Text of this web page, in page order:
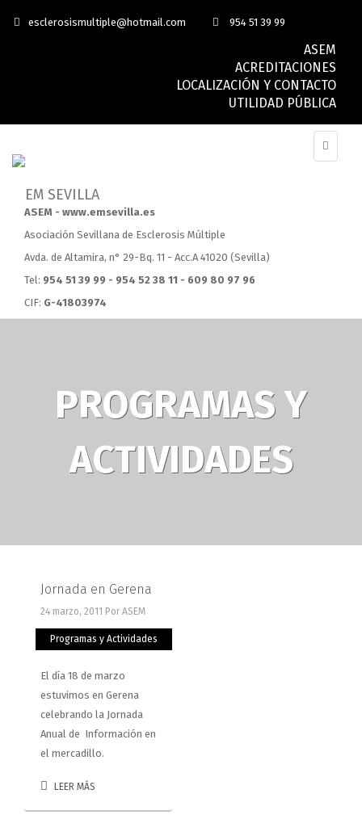
esclerosismultiple@hotmail.com 954 51 39 99
ASEM
ACREDITACIONES
LOCALIZACIÓN Y CONTACTO
UTILIDAD PÚBLICA
ASEM - www.emsevilla.es
Asociación Sevillana de Esclerosis Múltiple
Avda. de Altamira, n° 29-Bq. 11 - Acc.A 41020 (Sevilla)
Tel: 954 51 39 99 - 954 52 38 11 - 609 80 97 96
CIF: G-41803974
PROGRAMAS Y
ACTIVIDADES
Jornada en Gerena
24 marzo, 2011 Por ASEM
Programas y Actividades
El día 18 de marzo
estuvimos en Gerena
celebrando la Jornada
Anual de Información en
el mercadillo.
LEER MÁS